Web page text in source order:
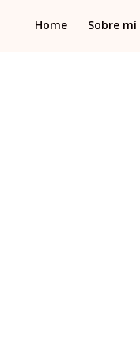
Home Sobre mí